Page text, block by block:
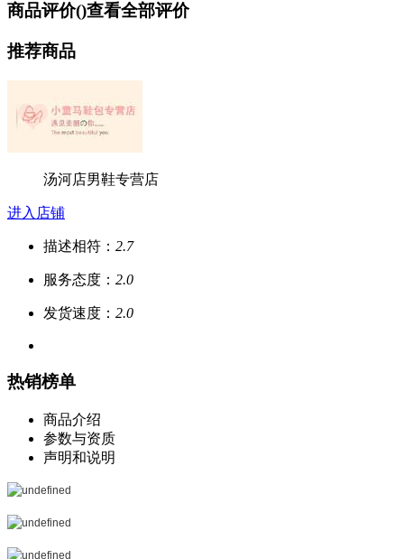
商品评价()查看全部评价
推荐商品
汤河店男鞋专营店
进入店铺
描述相符： 2.7
服务态度： 2.0
发货速度： 2.0
热销榜单
商品介绍
参数与资质
声明和说明